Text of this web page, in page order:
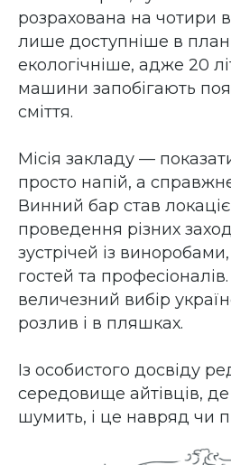
розрахована на чотири
лише доступніше в
екологічніше, адже 20
машини запобігають
сміття.
Місія закладу —
просто напій, а
Винний бар став
проведення різних
зустрічей із
гостей та
величезний вибір
розлив і в пляшках.
Із особистого досвіду
середовище айтівців,
шумить, і це навряд чи